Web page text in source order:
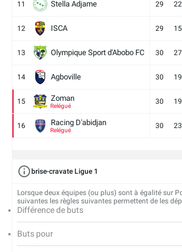
11 Stella Adjame 29
12 ISCA 29
13 Olympique Sport d'Abobo FC 30
14 Agboville 30
15 Zoman
Relégué
30
16 Racing D'abidjan
Relégué
30
brise-cravate Ligue 1
Lorsque deux équipes (ou plus) sont à égalité sur
suivantes les règles suivantes permettent de les
Différence de buts
Buts pour